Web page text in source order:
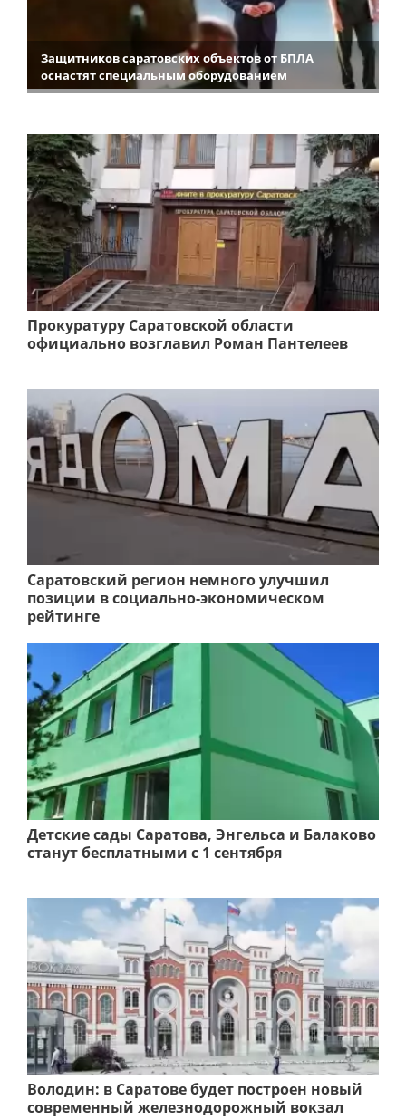
Защитников саратовских объектов от БПЛА
оснастят специальным оборудованием
Прокуратуру Саратовской области
официально возглавил Роман Пантелеев
Саратовский регион немного улучшил
позиции в социально-экономическом
рейтинге
Детские сады Саратова, Энгельса и Балаково
станут бесплатными с 1 сентября
Володин: в Саратове будет построен новый
современный железнодорожный вокзал